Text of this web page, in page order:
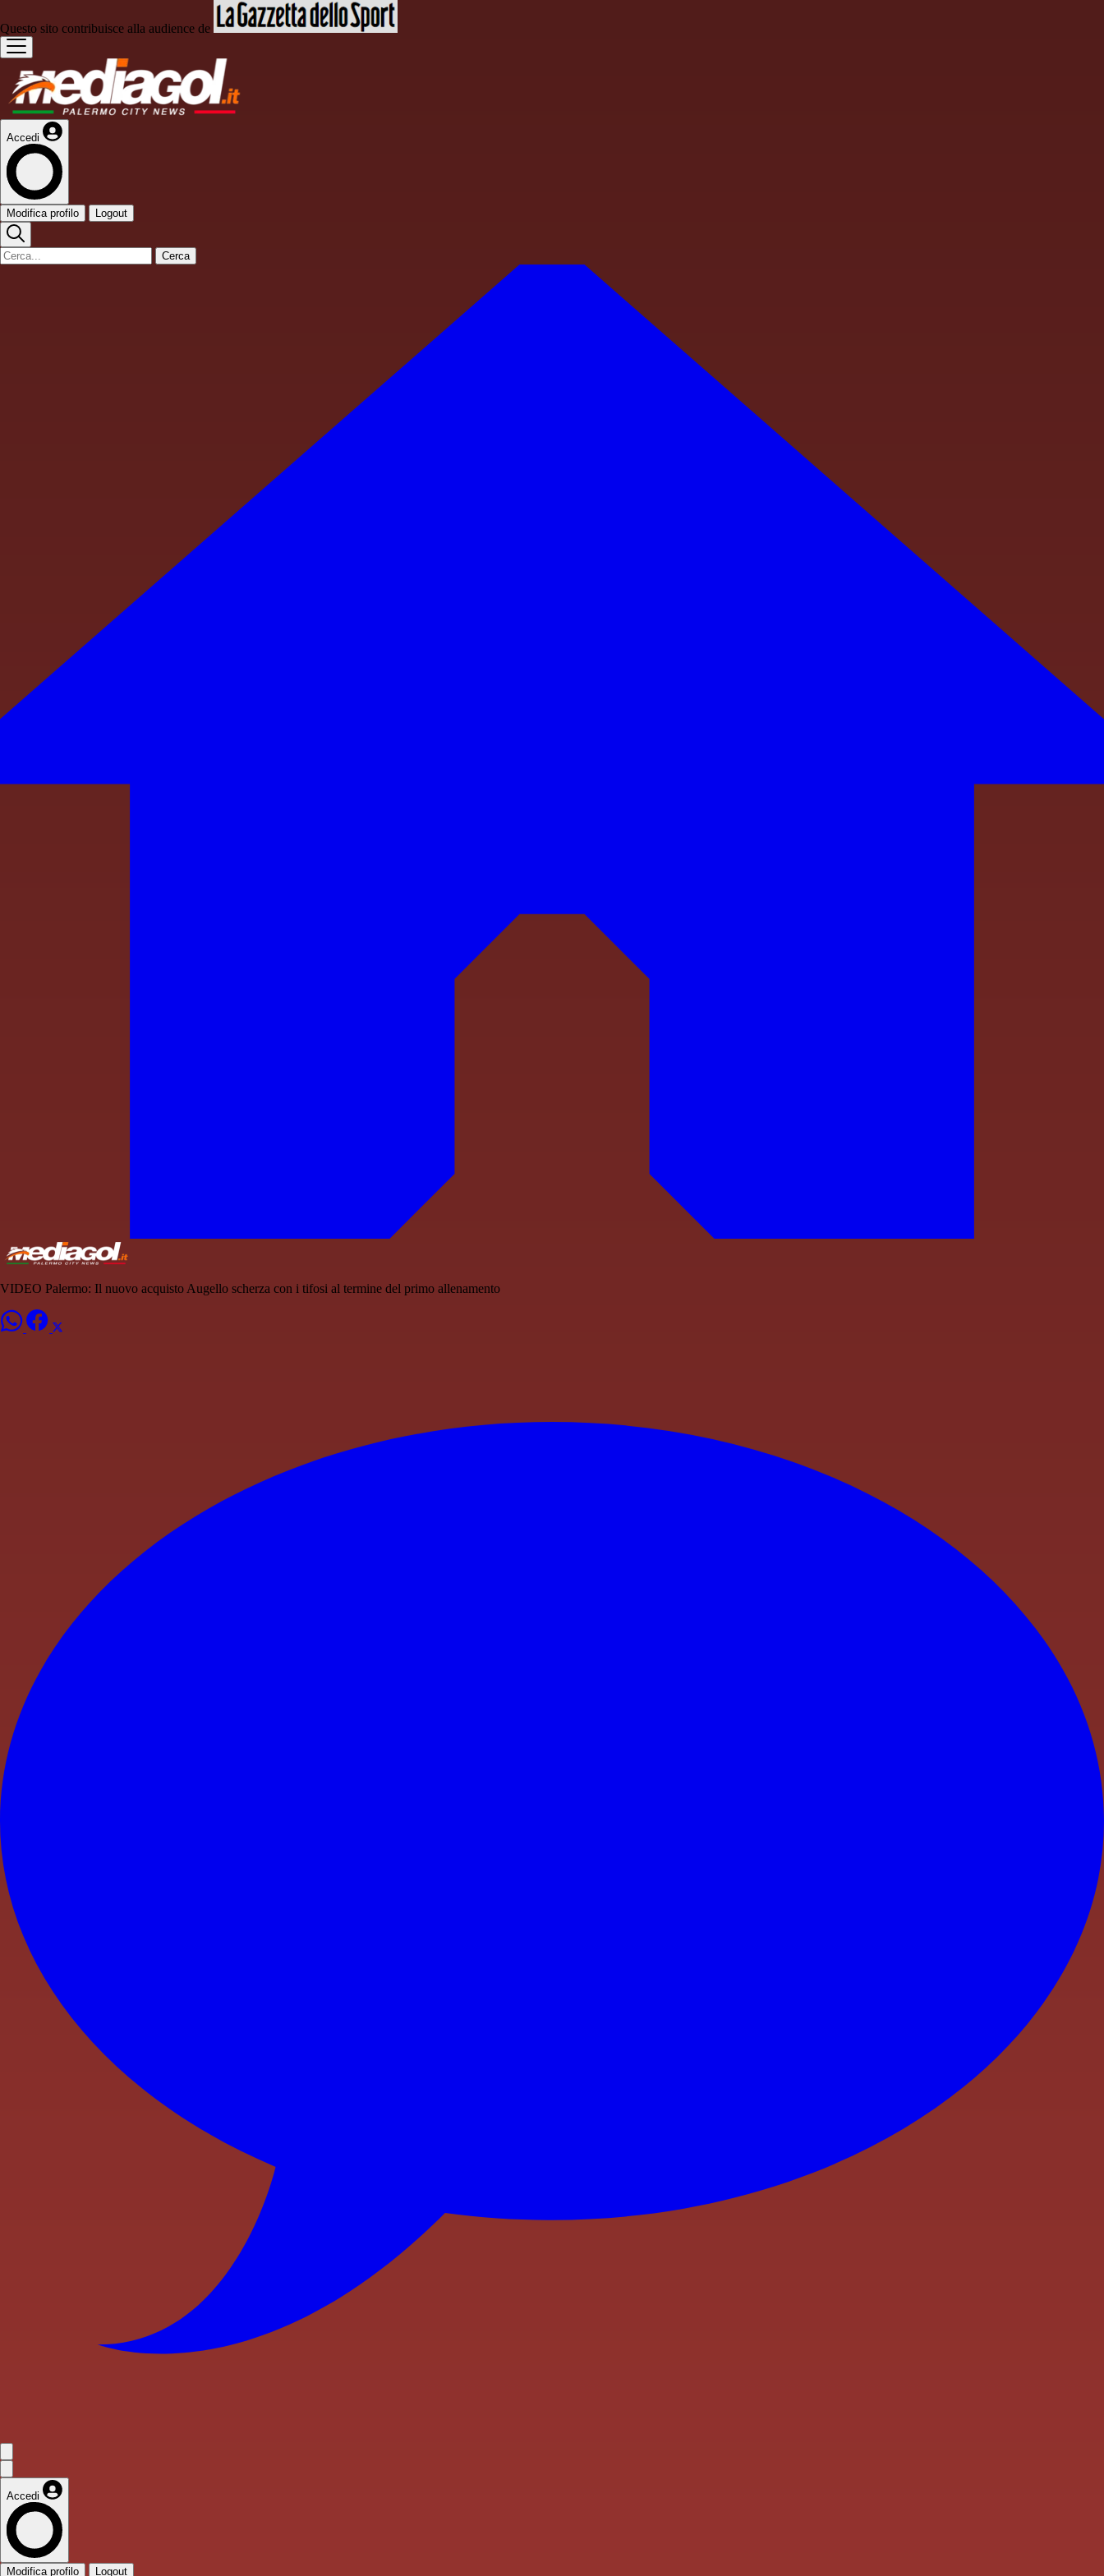
Questo sito contribuisce alla audience de
Accedi
Modifica profilo Logout
Cerca
VIDEO Palermo: Il nuovo acquisto Augello scherza con i tifosi al termine del primo allenamento
Accedi
Modifica profilo Logout